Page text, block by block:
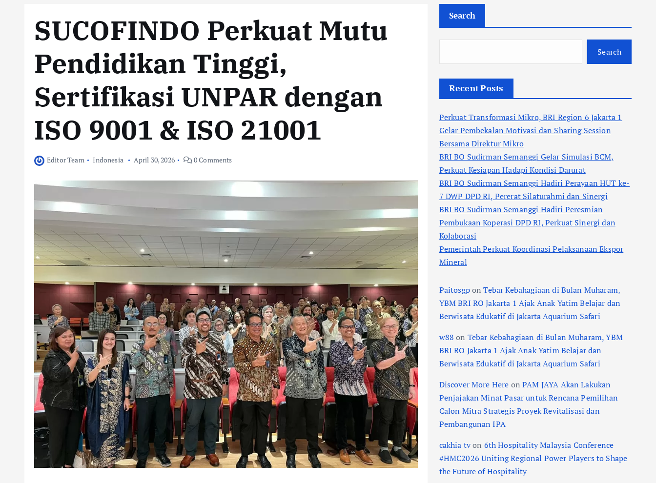
SUCOFINDO Perkuat Mutu
Pendidikan Tinggi,
Sertifikasi UNPAR dengan
ISO 9001 & ISO 21001
Editor Team Indonesia April 30, 2026 0 Comments
Search
Search
Recent Posts
Perkuat Transformasi Mikro, BRI Region 6 Jakarta 1
Gelar Pembekalan Motivasi dan Sharing Session
Bersama Direktur Mikro
BRI BO Sudirman Semanggi Gelar Simulasi BCM,
Perkuat Kesiapan Hadapi Kondisi Darurat
BRI BO Sudirman Semanggi Hadiri Perayaan HUT ke-
7 DWP DPD RI, Pererat Silaturahmi dan Sinergi
BRI BO Sudirman Semanggi Hadiri Peresmian
Pembukaan Koperasi DPD RI, Perkuat Sinergi dan
Kolaborasi
Pemerintah Perkuat Koordinasi Pelaksanaan Ekspor
Mineral
PaitosgponTebar Kebahagiaan di Bulan Muharam,
YBM BRI RO Jakarta 1 Ajak Anak Yatim Belajar dan
Berwisata Edukatif di Jakarta Aquarium Safari
w88 on Tebar Kebahagiaan di Bulan Muharam, YBM
BRI RO Jakarta 1 Ajak Anak Yatim Belajar dan
Berwisata Edukatif di Jakarta Aquarium Safari
Discover More Here onPAM JAYA Akan Lakukan
Penjajakan Minat Pasar untuk Rencana Pemilihan
Calon Mitra Strategis Proyek Revitalisasi dan
Pembangunan IPA
cakhia tvon 6th Hospitality Malaysia Conference
#HMC2026 Uniting Regional Power Players to Shape
the Future of Hospitality